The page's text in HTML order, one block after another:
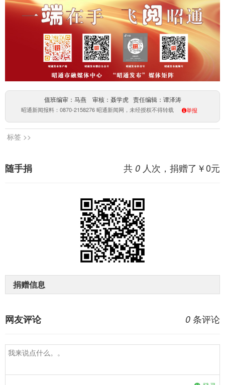
值班编审：马燕 审核：聂学虎 责任编辑：谭泽涛
昭通新闻报料：0870-2158276 昭通新闻网，未经授权不得转载 举报
标签 >>
共 0 人次，捐赠了￥0元
随手捐
捐赠信息
0 条评论
网友评论